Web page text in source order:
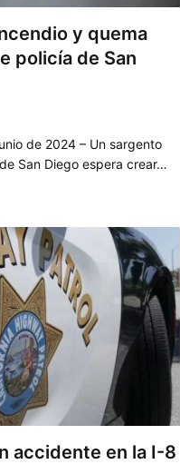
y quema
policía de San
de 2024 – Un sargento
San Diego espera crear…
accidente en la I-8